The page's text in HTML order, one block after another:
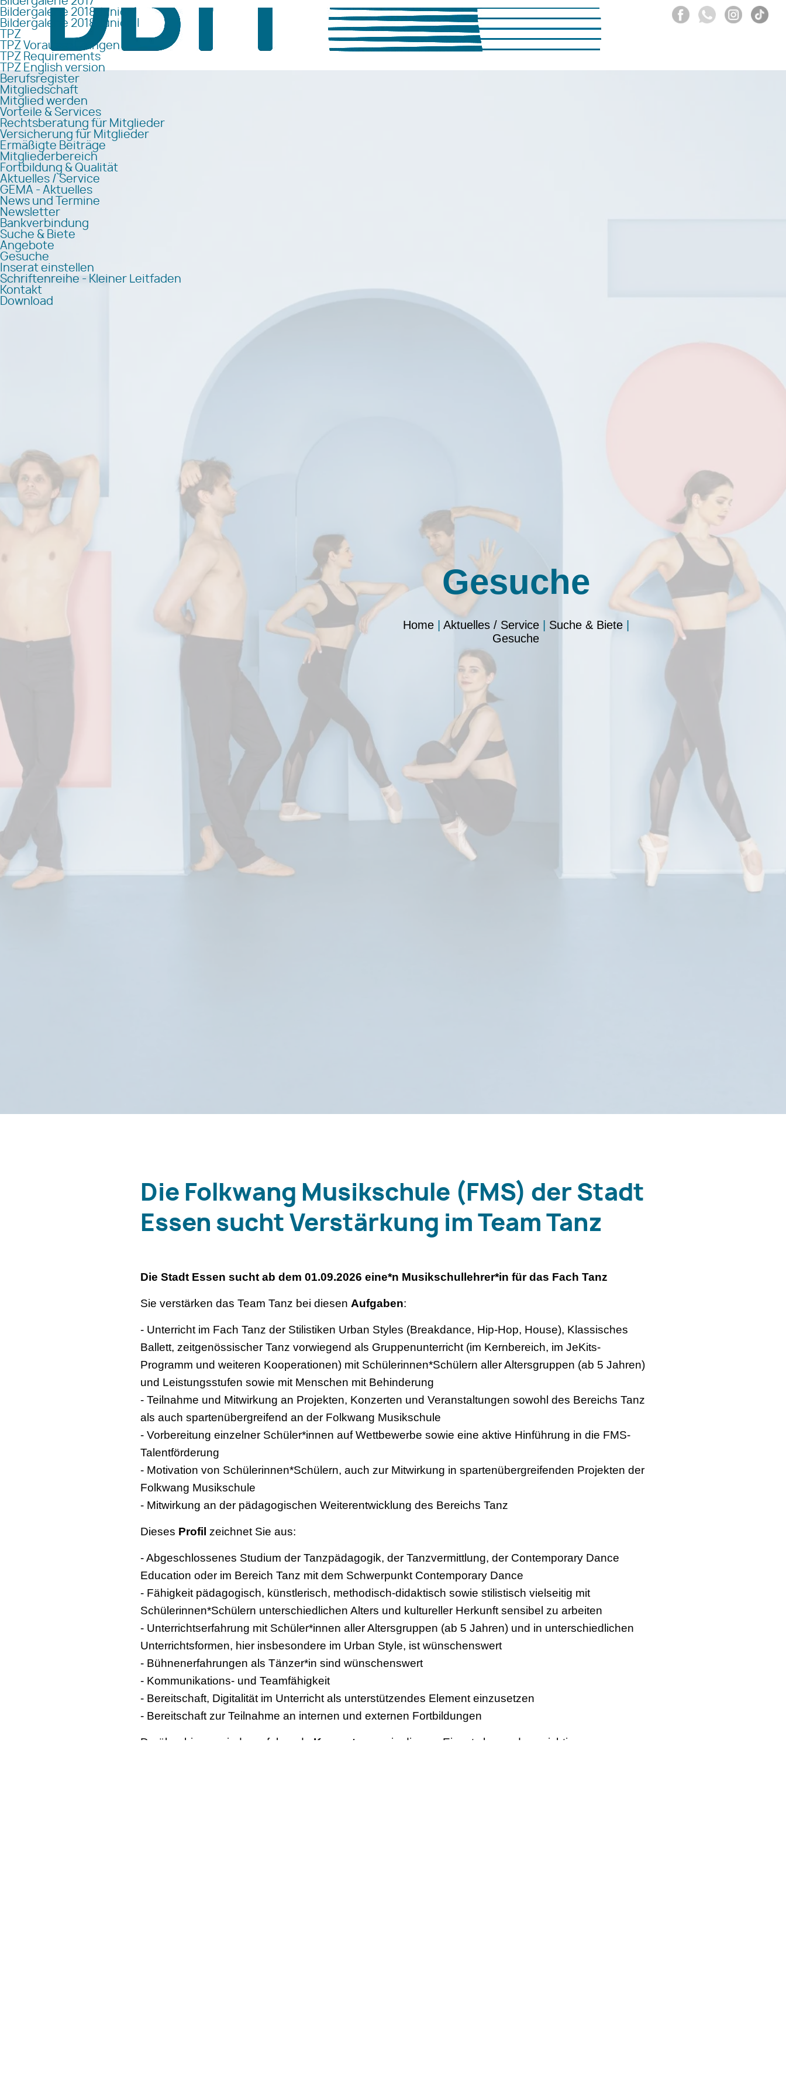
Bildergalerie 2018 Junior I
Bildergalerie 2018 Junior II
TPZ
TPZ Voraussetzungen
TPZ Requirements
TPZ English version
Berufsregister
Mitgliedschaft
Mitglied werden
Vorteile & Services
Rechtsberatung für Mitglieder
Versicherung für Mitglieder
Ermäßigte Beiträge
Mitgliederbereich
Fortbildung & Qualität
Aktuelles / Service
GEMA - Aktuelles
News und Termine
Newsletter
Bankverbindung
Suche & Biete
Angebote
Gesuche
Inserat einstellen
Schriftenreihe - Kleiner Leitfaden
Kontakt
Download
Gesuche
Home| Aktuelles / Service| Suche & Biete|
Gesuche
Die Folkwang Musikschule (FMS) der Stadt
Essen sucht Verstärkung im Team Tanz
Die Stadt Essen sucht ab dem 01.09.2026 eine*n Musikschullehrer*in für das Fach Tanz
Sie verstärken das Team Tanz bei diesen Aufgaben:
- Unterricht im Fach Tanz der Stilistiken Urban Styles (Breakdance, Hip-Hop, House), Klassisches
Ballett, zeitgenössischer Tanz vorwiegend als Gruppenunterricht (im Kernbereich, im JeKits-
Programm und weiteren Kooperationen) mit Schülerinnen*Schülern aller Altersgruppen (ab 5 Jahren)
und Leistungsstufen sowie mit Menschen mit Behinderung
- Teilnahme und Mitwirkung an Projekten, Konzerten und Veranstaltungen sowohl des Bereichs Tanz
als auch spartenübergreifend an der Folkwang Musikschule
- Vorbereitung einzelner Schüler*innen auf Wettbewerbe sowie eine aktive Hinführung in die FMS-
Talentförderung
- Motivation von Schülerinnen*Schülern, auch zur Mitwirkung in spartenübergreifenden Projekten der
Folkwang Musikschule
- Mitwirkung an der pädagogischen Weiterentwicklung des Bereichs Tanz
Dieses Profil zeichnet Sie aus:
- Abgeschlossenes Studium der Tanzpädagogik, der Tanzvermittlung, der Contemporary Dance
Education oder im Bereich Tanz mit dem Schwerpunkt Contemporary Dance
- Fähigkeit pädagogisch, künstlerisch, methodisch-didaktisch sowie stilistisch vielseitig mit
Schülerinnen*Schülern unterschiedlichen Alters und kultureller Herkunft sensibel zu arbeiten
- Unterrichtserfahrung mit Schüler*innen aller Altersgruppen (ab 5 Jahren) und in unterschiedlichen
Unterrichtsformen, hier insbesondere im Urban Style, ist wünschenswert
- Bühnenerfahrungen als Tänzer*in sind wünschenswert
- Kommunikations- und Teamfähigkeit
- Bereitschaft, Digitalität im Unterricht als unterstützendes Element einzusetzen
- Bereitschaft zur Teilnahme an internen und externen Fortbildungen
Darüber hinaus sind uns folgende Kompetenzen in diesem Einsatz besonders wichtig: